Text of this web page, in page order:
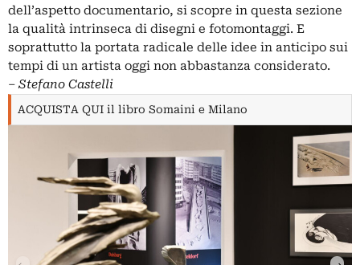
dell’aspetto documentario, si scopre in questa sezione
la qualità intrinseca di disegni e fotomontaggi. E
soprattutto la portata radicale delle idee in anticipo sui
tempi di un artista oggi non abbastanza considerato.
‒ Stefano Castelli
ACQUISTA QUI il libro Somaini e Milano